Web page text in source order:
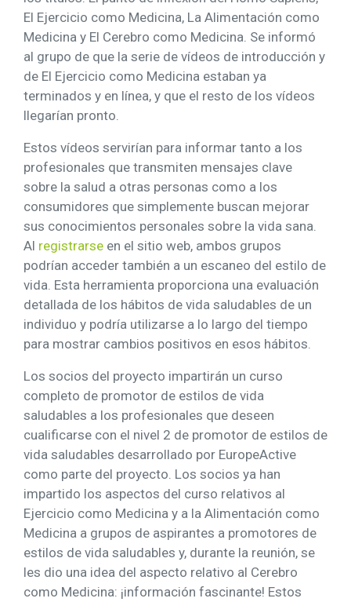
El Ejercicio como Medicina, La Alimentación como
Medicina y El Cerebro como Medicina. Se informó
al grupo de que la serie de vídeos de introducción y
de El Ejercicio como Medicina estaban ya
terminados y en línea, y que el resto de los vídeos
llegarían pronto.
Estos vídeos servirían para informar tanto a los
profesionales que transmiten mensajes clave
sobre la salud a otras personas como a los
consumidores que simplemente buscan mejorar
sus conocimientos personales sobre la vida sana.
Al registrarse en el sitio web, ambos grupos
podrían acceder también a un escaneo del estilo de
vida. Esta herramienta proporciona una evaluación
detallada de los hábitos de vida saludables de un
individuo y podría utilizarse a lo largo del tiempo
para mostrar cambios positivos en esos hábitos.
Los socios del proyecto impartirán un curso
completo de promotor de estilos de vida
saludables a los profesionales que deseen
cualificarse con el nivel 2 de promotor de estilos de
vida saludables desarrollado por EuropeActive
como parte del proyecto. Los socios ya han
impartido los aspectos del curso relativos al
Ejercicio como Medicina y a la Alimentación como
Medicina a grupos de aspirantes a promotores de
estilos de vida saludables y, durante la reunión, se
les dio una idea del aspecto relativo al Cerebro
como Medicina: ¡información fascinante! Estos